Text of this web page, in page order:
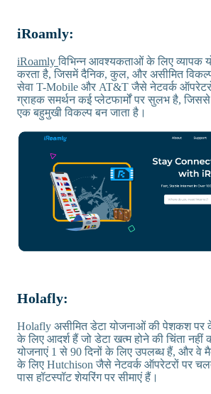
iRoamly:
iRoamlyविभिन्न आवश्यकताओं के लिए व्यापक
करता है, जिसमें दैनिक, कुल, और असीमित
सेवा T-Mobile और AT&T जैसे नेटवर्क
ग्राहक समर्थन कई प्लेटफार्मों पर सुलभ है, जिससे
एक बहुमुखी विकल्प बन जाता है।
Holafly:
Holafly असीमित डेटा योजनाओं की पेशकश पर
के लिए आदर्श हैं जो डेटा खत्म होने की चिंता
योजनाएं 1 से 90 दिनों के लिए उपलब्ध हैं, और वे
के लिए Hutchison जैसे नेटवर्क ऑपरेटरों पर
पास हॉटस्पॉट शेयरिंग पर सीमाएं हैं।